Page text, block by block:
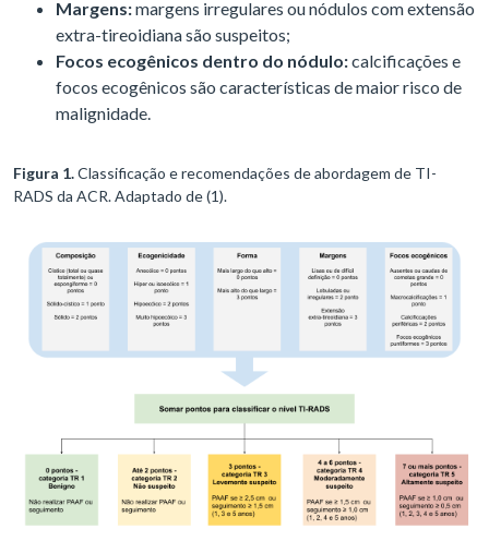
Margens:margens irregulares ou nódulos com extensão
extra-tireoidiana são suspeitos;
Focos ecogênicos dentro do nódulo:calcificações e
focos ecogênicos são características de maior risco de
malignidade.
Figura 1.Classificação e recomendações de abordagem de TI-
RADS da ACR. Adaptado de (1).